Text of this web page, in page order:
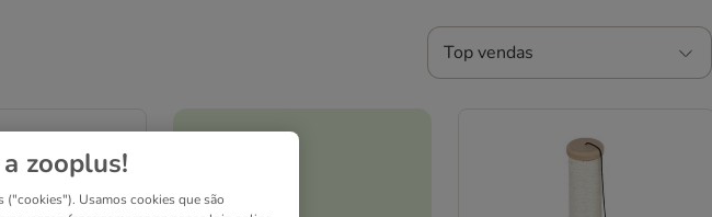
Top vendas
zooplus!
Usamos cookies que são